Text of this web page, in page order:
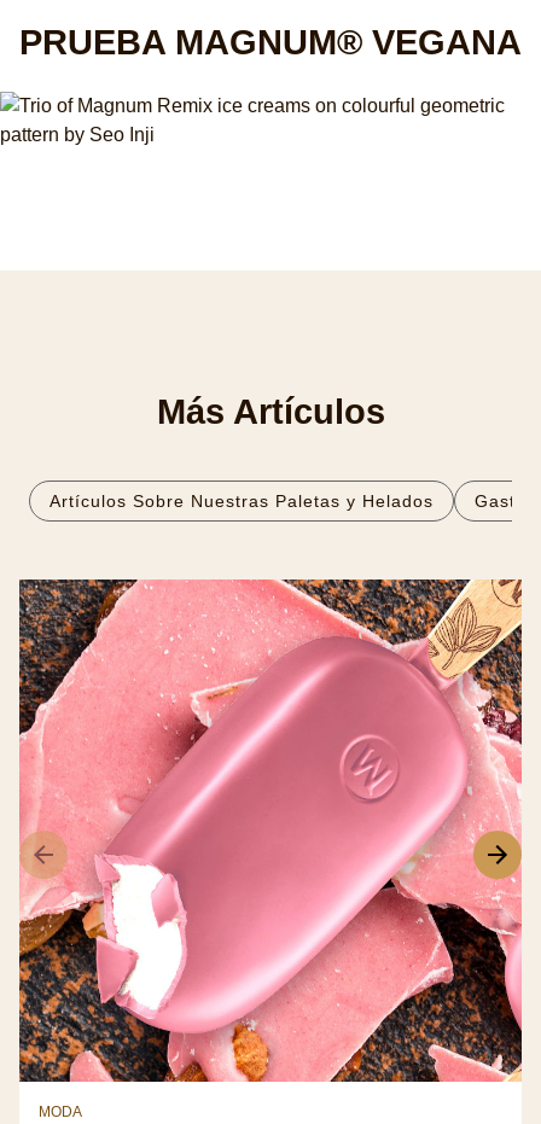
PRUEBA MAGNUM® VEGANA
Más Artículos
Artículos Sobre Nuestras Paletas y Helados
MODA